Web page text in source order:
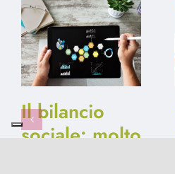
Il bilancio
sociale: molto